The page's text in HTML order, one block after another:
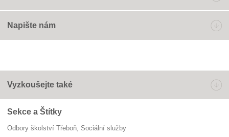
Napište nám
Vyzkoušejte také
Sekce a Štítky
Odbory školství Třeboň sociální služby